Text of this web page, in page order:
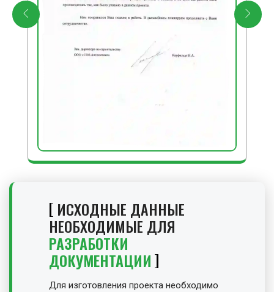
ИСХОДНЫЕ ДАННЫЕ
НЕОБХОДИМЫЕ ДЛЯ
РАЗРАБОТКИ
ДОКУМЕНТАЦИИ
Для изготовления проекта необходимо